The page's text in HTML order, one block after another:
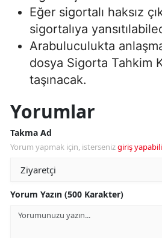
Eğer sigortalı haksız
sigortalıya
Arabuluculukta
dosya Sigorta Tahkim
taşınacak.
Yorumlar
Takma Ad
Yorum yapmak için, istersenizgiriş
Yorum Yazın (500 Karakter)